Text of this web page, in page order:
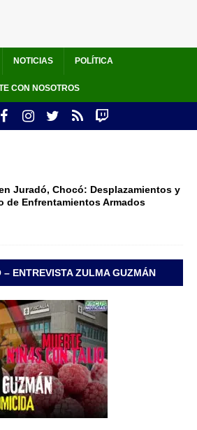
NOTICIAS POLÍTICA
CON NOSOTROS
Juradó, Chocó: Desplazamientos y
de Enfrentamientos Armados
ENTREVISTA ZULMA GUZMÁN